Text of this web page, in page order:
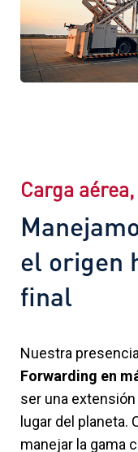
Carga
el origen
final
Nuestra
Forwarding en
ser una
lugar del planeta.
manejar la gama